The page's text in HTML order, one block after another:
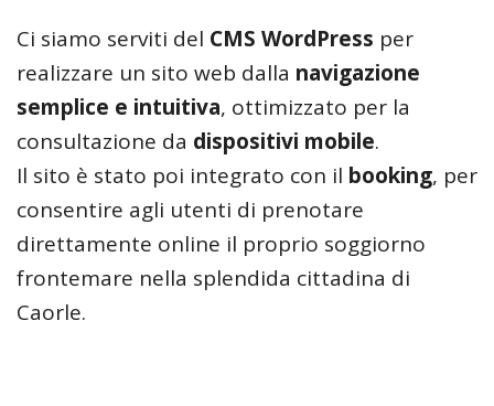
Ci siamo serviti del CMS WordPress per
realizzare un sito web dalla navigazione
semplice e intuitiva, ottimizzato per la
consultazione da dispositivi mobile.
Il sito è stato poi integrato con il booking, per
consentire agli utenti di prenotare
direttamente online il proprio soggiorno
frontemare nella splendida cittadina di
Caorle.